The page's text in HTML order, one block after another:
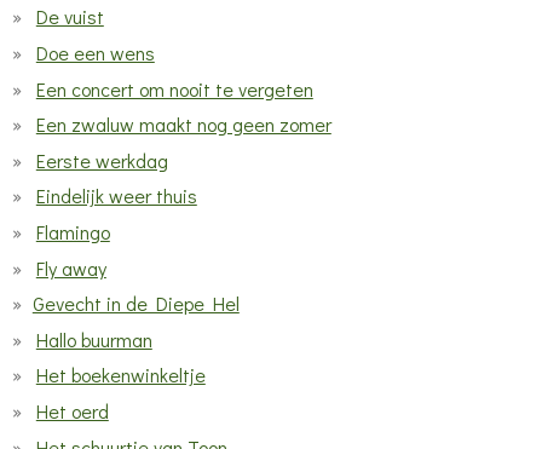
De vuist
Doe een wens
Een concert om nooit te vergeten
Een zwaluw maakt nog geen zomer
Eerste werkdag
Eindelijk weer thuis
Flamingo
Fly away
Gevecht in de Diepe Hel
Hallo buurman
Het boekenwinkeltje
Het oerd